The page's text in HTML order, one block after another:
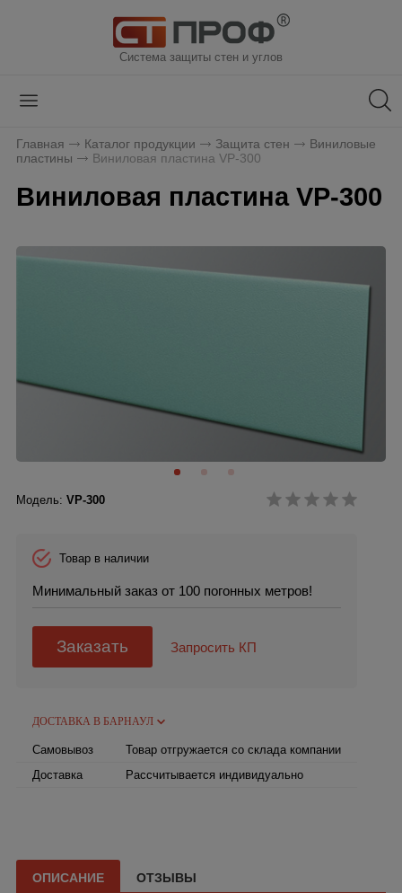
Система защиты стен и углов
Главная Каталог продукции Защита стен
Виниловые
пластины
Виниловая пластина VP-300
Виниловая пластина VP-300
Модель: VP-300
Товар в наличии
Минимальный заказ от 100 погонных метров!
Заказать Запросить КП
ДОСТАВКА В БАРНАУЛ
Самовывоз
Товар отгружается со склада компании
Доставка
Рассчитывается индивидуально
ОПИСАНИЕ ОТЗЫВЫ